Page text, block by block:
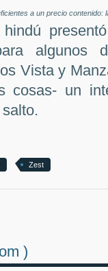
a un precio contenido:
algunos
Vista y
un
Zest
)